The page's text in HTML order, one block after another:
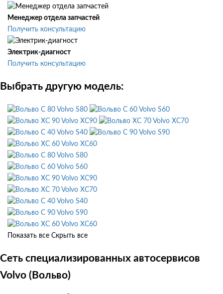
Менеджер отдела запчастей
Получить консультацию
Электрик-диагност
Получить консультацию
Выбрать другую модель:
Volvo S80
Volvo S60
Volvo XC90
Volvo XC70
Volvo S40
Volvo S90
Volvo XC60
Volvo S80
Volvo S60
Volvo XC90
Volvo XC70
Volvo S40
Volvo S90
Volvo XC60
Показать все Скрыть все
Сеть специализированных автосервисов
Volvo (Вольво)